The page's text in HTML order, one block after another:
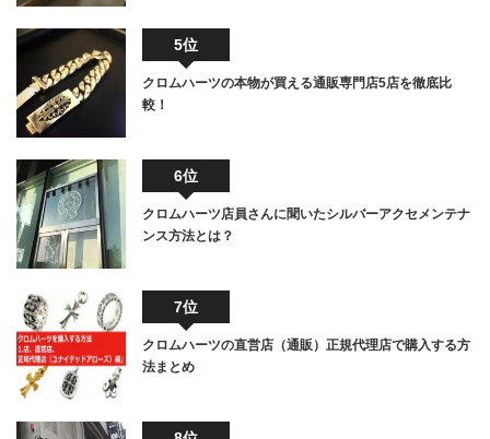
5位
クロムハーツの本物が買える通販専門店5店を徹底比
較！
6位
クロムハーツ店員さんに聞いたシルバーアクセメンテナ
ンス方法とは？
7位
クロムハーツの直営店（通販）正規代理店で購入する方
法まとめ